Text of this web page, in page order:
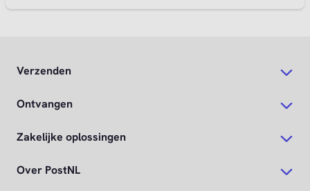
Verzenden
Ontvangen
Zakelijke oplossingen
Over PostNL